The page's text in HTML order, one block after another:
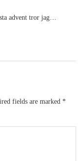
advent tror jag…
fields are marked *